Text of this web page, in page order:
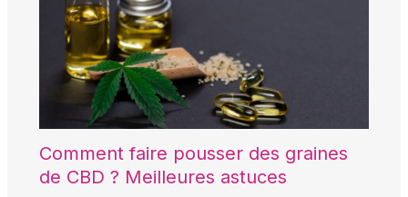
Comment faire pousser des graines
de CBD ? Meilleures astuces